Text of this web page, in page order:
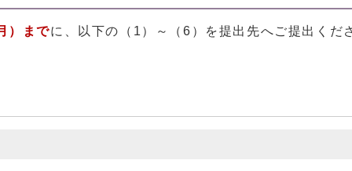
）までに、以下の（1）～（6）を提出先へご提出くだ